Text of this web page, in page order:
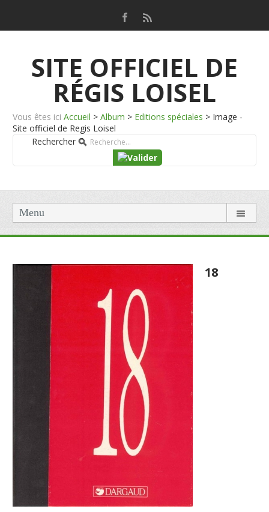
SITE OFFICIEL DE
RÉGIS LOISEL
Vous êtes ici Accueil > Album > Editions spéciales > Image -
Site officiel de Regis Loisel
Rechercher
Menu
18